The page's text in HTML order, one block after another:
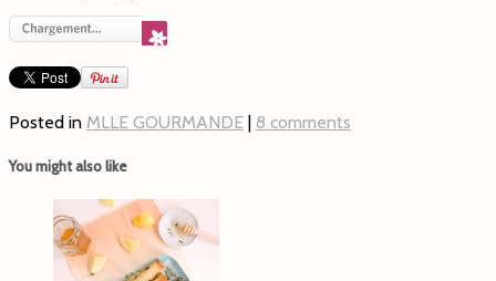
Posted in MLLE GOURMANDE | 8 comments
You might also like